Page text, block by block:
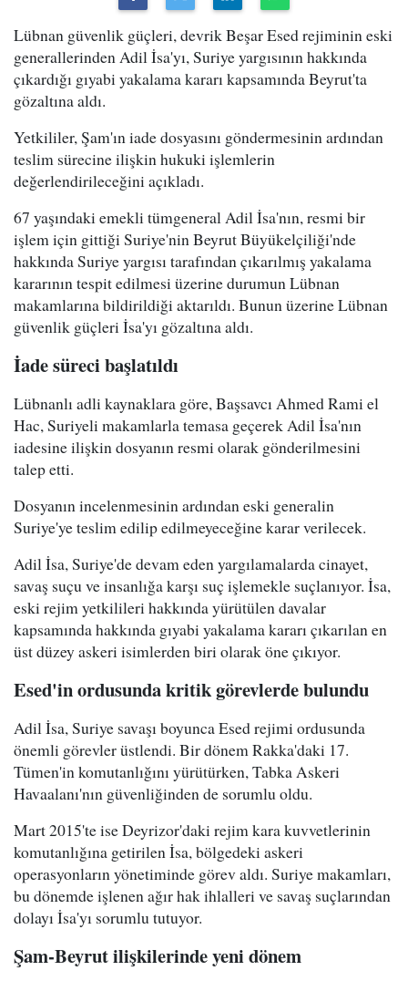
Lübnan güvenlik güçleri, devrik Beşar Esed rejiminin eski
generallerinden Adil İsa'yı, Suriye yargısının hakkında
çıkardığı gıyabi yakalama kararı kapsamında Beyrut'ta
gözaltına aldı.
Yetkililer, Şam'ın iade dosyasını göndermesinin ardından
teslim sürecine ilişkin hukuki işlemlerin
değerlendirileceğini açıkladı.
67 yaşındaki emekli tümgeneral Adil İsa'nın, resmi bir
işlem için gittiği Suriye'nin Beyrut Büyükelçiliği'nde
hakkında Suriye yargısı tarafından çıkarılmış yakalama
kararının tespit edilmesi üzerine durumun Lübnan
makamlarına bildirildiği aktarıldı. Bunun üzerine Lübnan
güvenlik güçleri İsa'yı gözaltına aldı.
İade süreci başlatıldı
Lübnanlı adli kaynaklara göre, Başsavcı Ahmed Rami el
Hac, Suriyeli makamlarla temasa geçerek Adil İsa'nın
iadesine ilişkin dosyanın resmi olarak gönderilmesini
talep etti.
Dosyanın incelenmesinin ardından eski generalin
Suriye'ye teslim edilip edilmeyeceğine karar verilecek.
Adil İsa, Suriye'de devam eden yargılamalarda cinayet,
savaş suçu ve insanlığa karşı suç işlemekle suçlanıyor. İsa,
eski rejim yetkilileri hakkında yürütülen davalar
kapsamında hakkında gıyabi yakalama kararı çıkarılan en
üst düzey askeri isimlerden biri olarak öne çıkıyor.
Esed'in ordusunda kritik görevlerde bulundu
Adil İsa, Suriye savaşı boyunca Esed rejimi ordusunda
önemli görevler üstlendi. Bir dönem Rakka'daki 17.
Tümen'in komutanlığını yürütürken, Tabka Askeri
Havaalanı'nın güvenliğinden de sorumlu oldu.
Mart 2015'te ise Deyrizor'daki rejim kara kuvvetlerinin
komutanlığına getirilen İsa, bölgedeki askeri
operasyonların yönetiminde görev aldı. Suriye makamları,
bu dönemde işlenen ağır hak ihlalleri ve savaş suçlarından
dolayı İsa'yı sorumlu tutuyor.
Şam-Beyrut ilişkilerinde yeni dönem